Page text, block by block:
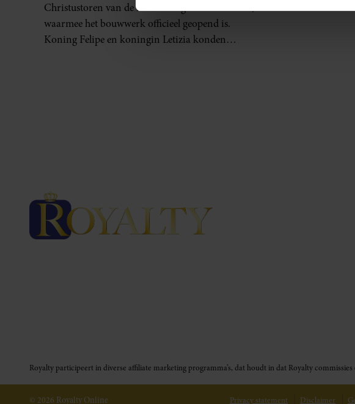
We gebruiken cookies om content en
websiteverkeer te analyseren. Ook delen we
media, adverteren en analyse. Deze partners
Christustoren van de basiliek Sagrada Família in,
waarmee het bouwwerk officieel geopend is.
Koning Felipe en koningin Letizia konden
Royalty participeert in diverse affiliate marketing programma’s, dat houdt in dat Royalty
© 2026 Royalty Online Privacy statement Disclaimer